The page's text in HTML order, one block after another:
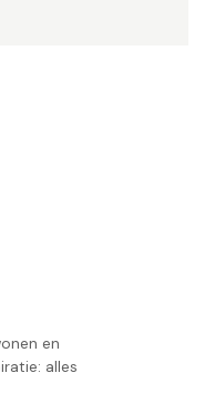
en
alles